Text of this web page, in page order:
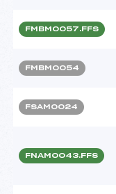
FMBM0057.FFS
FMBM0054
FSAM0024
FNAM0043.FFS